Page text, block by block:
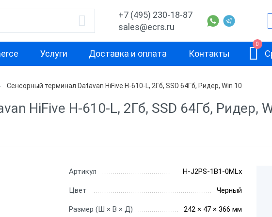
+7 (495) 230-18-87
sales@ecrs.ru
Услуги Доставка и оплата Контакты
0
Назначение
Для кафе
Кассовые моноблоки
Свойство
С двумя экранами
Сенсорный терминал Datavan HiFive H-610-L, 2Гб, SSD 64Гб, Ридер, Win 10
HiFive H-610-L, 2Гб, SSD 64Гб, Ридер,
Артикул H-J2PS-1B1-0MLx
Цвет Черный
Размер (Ш × В × Д) 242 × 47 × 366 мм